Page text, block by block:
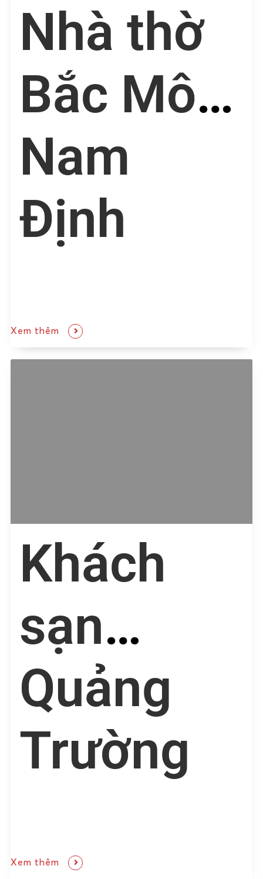
Nhà thờ
Bắc Môn
Nam
Định
Xem thêm
Khách
sạn
Quảng
Trường
Xem thêm